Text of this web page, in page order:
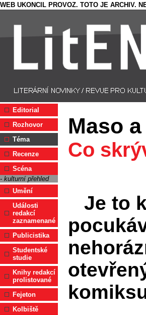
WEB UKONCIL PROVOZ. TOTO JE ARCHIV.
Editorial
Rozhovor
Téma
Recenze
Scéna
- kulturní přehled
Umění
Události
redakcí
zaznamenané
Publicistika
Studentské
studie
Knihy redakcí
prolistované
Fejeton
Kolbiště
Maso
Co
Je to